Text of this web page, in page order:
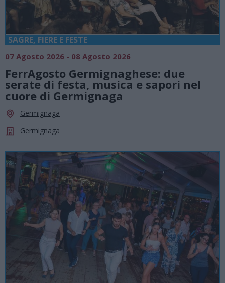
SAGRE, FIERE E FESTE
07 Agosto 2026 - 08 Agosto 2026
FerrAgosto Germignaghese: due
serate di festa, musica e sapori nel
cuore di Germignaga
Germignaga
Germignaga